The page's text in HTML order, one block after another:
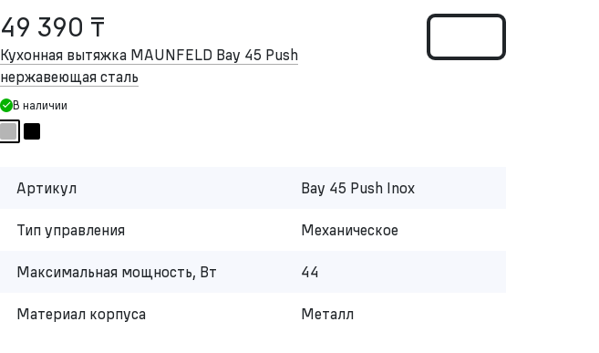
49 390 ₸
Кухонная вытяжка MAUNFELD Bay 45 Push
нержавеющая сталь
В наличии
Артикул Bay 45 Push Inox
Тип управления Механическое
Максимальная мощность, Вт 44
Материал корпуса Металл